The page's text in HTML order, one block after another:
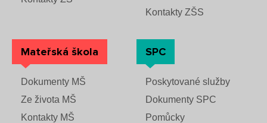
Kontakty ZŠS
Mateřská škola
Dokumenty MŠ
Ze života MŠ
Kontakty MŠ
SPC
Poskytované služby
Dokumenty SPC
Pomůcky